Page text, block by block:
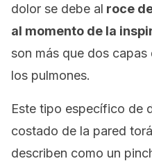
dolor se debe al roce
al momento de la
son más que dos
los pulmones.
Este tipo específico de
costado de la pared
describen como un